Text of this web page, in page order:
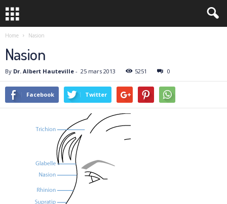
Home Nasion
Nasion
By Dr. Albert Hauteville - 25 mars 2013 5251 0
Facebook Twitter